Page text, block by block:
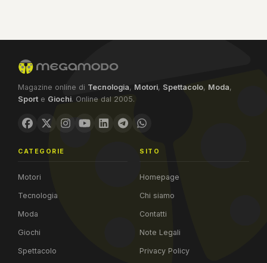
Magazine online di Tecnologia, Motori, Spettacolo, Moda,
Sport e Giochi. Online dal 2005.
CATEGORIE
Motori
Tecnologia
Moda
Giochi
Spettacolo
SITO
Homepage
Chi siamo
Contatti
Note Legali
Privacy Policy